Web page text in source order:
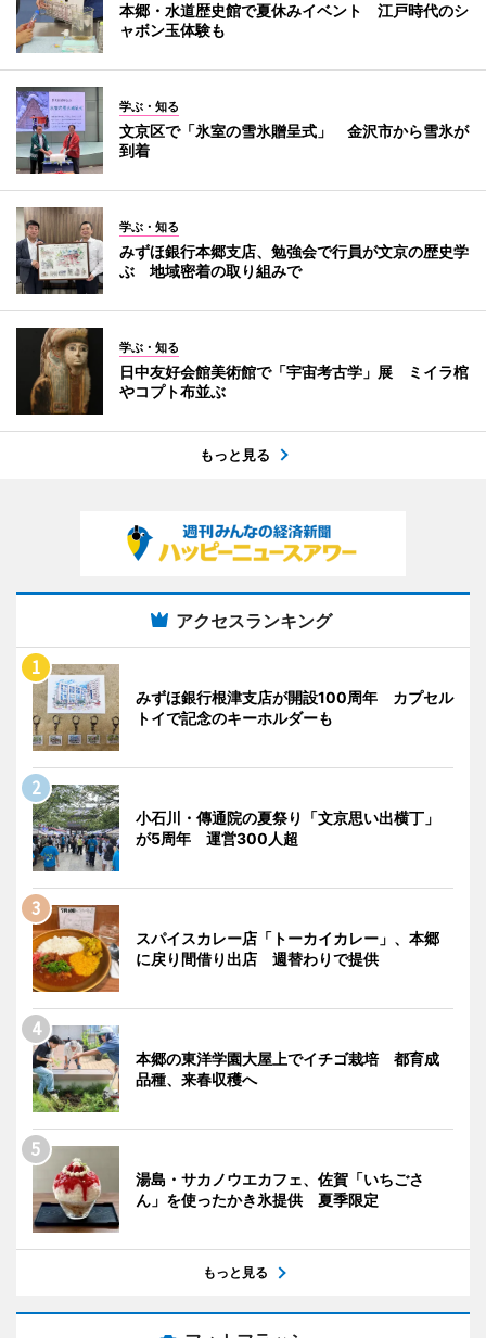
本郷・水道歴史館で夏休みイベント 江戸時代のシ
ャボン玉体験も
学ぶ・知る
文京区で「氷室の雪氷贈呈式」 金沢市から雪氷が
到着
学ぶ・知る
みずほ銀行本郷支店、勉強会で行員が文京の歴史学
ぶ 地域密着の取り組みで
学ぶ・知る
日中友好会館美術館で「宇宙考古学」展 ミイラ棺
やコプト布並ぶ
もっと見る
アクセスランキング
みずほ銀行根津支店が開設100周年 カプセル
トイで記念のキーホルダーも
小石川・傳通院の夏祭り「文京思い出横丁」
が5周年 運営300人超
スパイスカレー店「トーカイカレー」、本郷
に戻り間借り出店 週替わりで提供
本郷の東洋学園大屋上でイチゴ栽培 都育成
品種、来春収穫へ
湯島・サカノウエカフェ、佐賀「いちごさ
ん」を使ったかき氷提供 夏季限定
もっと見る